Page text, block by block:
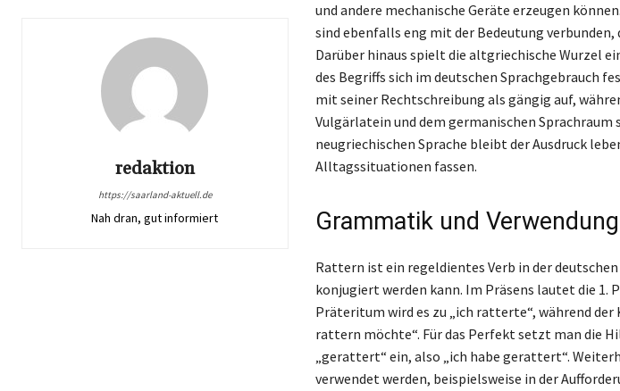
redaktion
https://saarland-aktuell.de
Nah dran, gut informiert
und andere mechanische Geräte erzeugen
sind ebenfalls eng mit der Bedeutung
Darüber hinaus spielt die altgriechische Wurzel
des Begriffs sich im deutschen Sprachgebrauch
mit seiner Rechtschreibung als gängig auf,
Vulgärlatein und dem germanischen Sprachraum
neugriechischen Sprache bleibt der Ausdruck
Alltagssituationen fassen.
Grammatik und
Rattern ist ein regeldientes Verb in der
konjugiert werden kann. Im Präsens lautet die 1.
Präteritum wird es zu „ich ratterte“, während
rattern möchte“. Für das Perfekt setzt man die
„gerattert“ ein, also „ich habe gerattert“.
verwendet werden, beispielsweise in der